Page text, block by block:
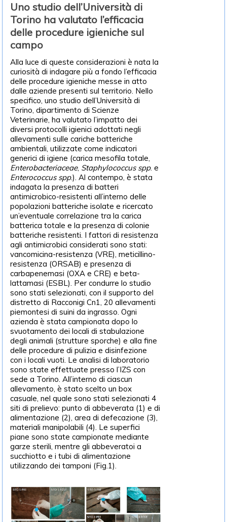
Uno studio dell’Università di
Torino ha valutato l’efficacia
delle procedure igieniche sul
campo
Alla luce di queste considerazioni è nata la
curiosità di indagare più a fondo l’efficacia
delle procedure igieniche messe in atto
dalle aziende presenti sul territorio. Nello
specifico, uno studio dell’Università di
Torino, dipartimento di Scienze
Veterinarie, ha valutato l’impatto dei
diversi protocolli igienici adottati negli
allevamenti sulle cariche batteriche
ambientali, utilizzate come indicatori
generici di igiene (carica mesofila totale,
Enterobacteriaceae, Staphylococcus spp. e
Enterococcus spp.). Al contempo, è stata
indagata la presenza di batteri
antimicrobico-resistenti all’interno delle
popolazioni batteriche isolate e ricercato
un’eventuale correlazione tra la carica
batterica totale e la presenza di colonie
batteriche resistenti. I fattori di resistenza
agli antimicrobici considerati sono stati:
vancomicina-resistenza (VRE), meticillino-
resistenza (ORSAB) e presenza di
carbapenemasi (OXA e CRE) e beta-
lattamasi (ESBL). Per condurre lo studio
sono stati selezionati, con il supporto del
distretto di Racconigi Cn1, 20 allevamenti
piemontesi di suini da ingrasso. Ogni
azienda è stata campionata dopo lo
svuotamento dei locali di stabulazione
degli animali (strutture sporche) e alla fine
delle procedure di pulizia e disinfezione
con i locali vuoti. Le analisi di laboratorio
sono state effettuate presso l’IZS con
sede a Torino. All’interno di ciascun
allevamento, è stato scelto un box
casuale, nel quale sono stati selezionati 4
siti di prelievo: punto di abbeverata (1) e di
alimentazione (2), area di defecazione (3),
materiali manipolabili (4). Le superfici
piane sono state campionate mediante
garze sterili, mentre gli abbeveratoi a
succhiotto e i tubi di alimentazione
utilizzando dei tamponi (Fig.1).